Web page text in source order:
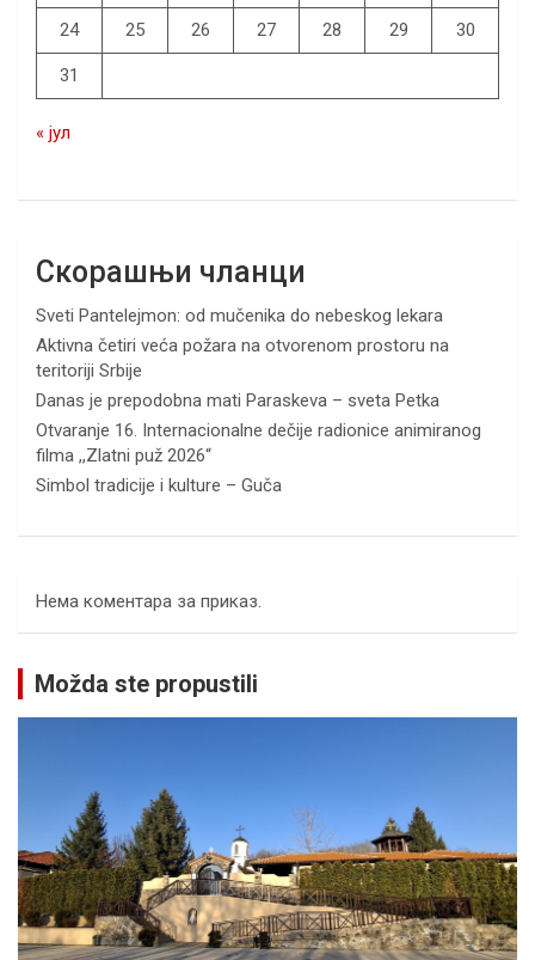
24 25 26 27 28 29 30
31
« јул
Скорашњи чланци
Sveti Pantelejmon: od mučenika do nebeskog lekara
Aktivna četiri veća požara na otvorenom prostoru na
teritoriji Srbije
Danas je prepodobna mati Paraskeva – sveta Petka
Otvaranje 16. Internacionalne dečije radionice animiranog
filma ,,Zlatni puž 2026“
Simbol tradicije i kulture – Guča
Нема коментара за приказ.
Možda ste propustili